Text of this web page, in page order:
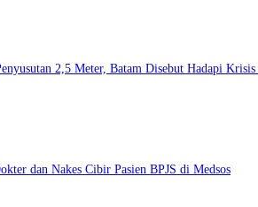
2,5 Meter, Batam Disebut Hadapi
dan Nakes Cibir Pasien BPJS di Medsos